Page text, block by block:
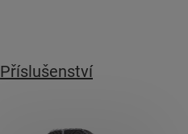
Příslušenství